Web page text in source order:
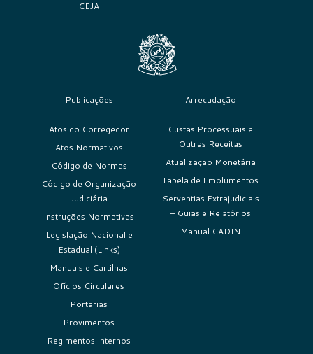
CEJA
Publicações
Atos do Corregedor
Atos Normativos
Código de Normas
Código de Organização
Judiciária
Instruções Normativas
Legislação Nacional e
Estadual (Links)
Manuais e Cartilhas
Ofícios Circulares
Portarias
Provimentos
Regimentos Internos
Arrecadação
Custas Processuais e
Outras Receitas
Atualização Monetária
Tabela de Emolumentos
Serventias Extrajudiciais
– Guias e Relatórios
Manual CADIN